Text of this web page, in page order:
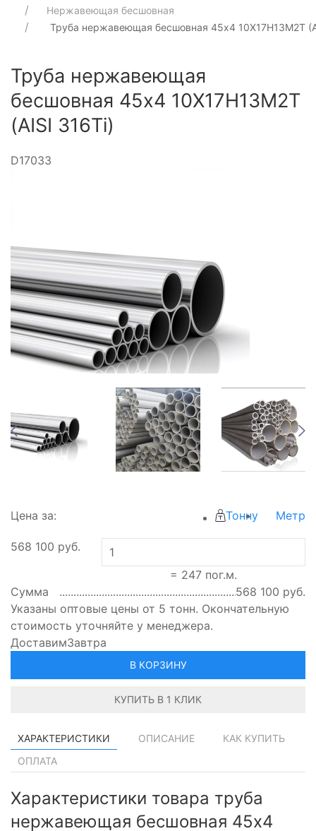
Нержавеющая бесшовная
Труба нержавеющая бесшовная 45х4 10Х17Н13М2Т
Труба нержавеющая
бесшовная 45х4 10Х17Н13М2Т
(AISI 316Ti)
D17033
Цена за: Тонну Метр
568 100 руб.
= 247 пог.м.
Сумма
568 100 руб.
Указаны оптовые цены от 5 тонн. Окончательную
стоимость уточняйте у менеджера.
ДоставимЗавтра
В КОРЗИНУ
КУПИТЬ В 1 КЛИК
ХАРАКТЕРИСТИКИ ОПИСАНИЕ
КАК КУПИТЬ
ОПЛАТА
Характеристики товара труба
нержавеющая бесшовная 45х4